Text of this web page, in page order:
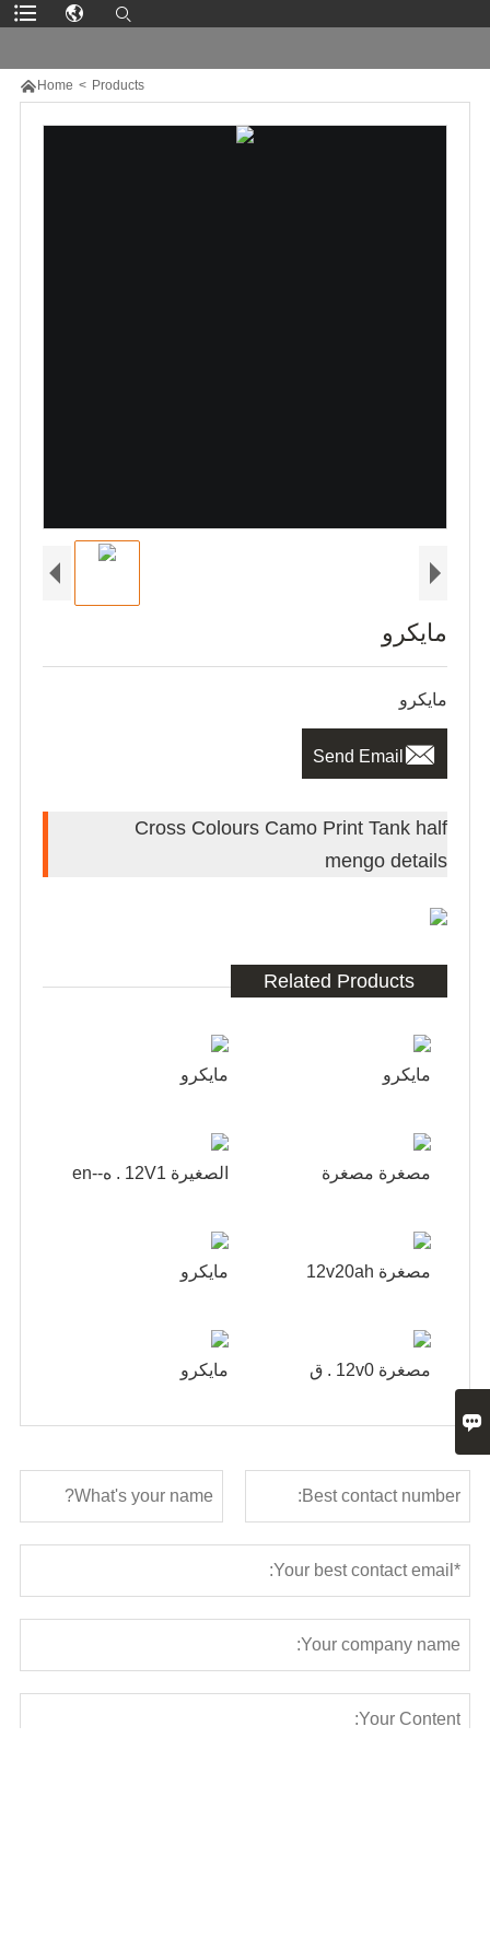
 Home > Products
مايكرو
مايكرو

Send Email
Cross Colours Camo Print Tank half
mengo details
Related Products
مايكرو مايكرو
مصغرة مصغرة الصغيرة 12V1 . ه--en
مصغرة 12v20ah مايكرو
مصغرة 12v0 . ق مايكرو
